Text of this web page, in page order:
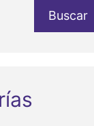
Buscar